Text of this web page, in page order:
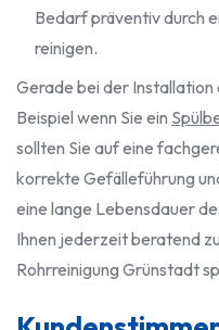
Bedarf präventiv durch
reinigen.
Gerade bei der Installation
Beispiel wenn Sie ein
sollten Sie auf eine
korrekte Gefälleführung
eine lange Lebensdauer
Ihnen jederzeit beratend
Rohrreinigung Grünstadt